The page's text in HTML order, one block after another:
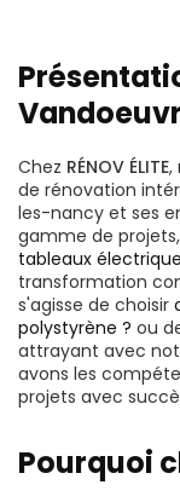
Chez RÉNOV ÉLITE,
de rénovation
les-nancy et ses
gamme de
tableaux
transformation
s'agisse de choisir
polystyrène ? ou
attrayant avec
avons les
projets avec
Pourquoi